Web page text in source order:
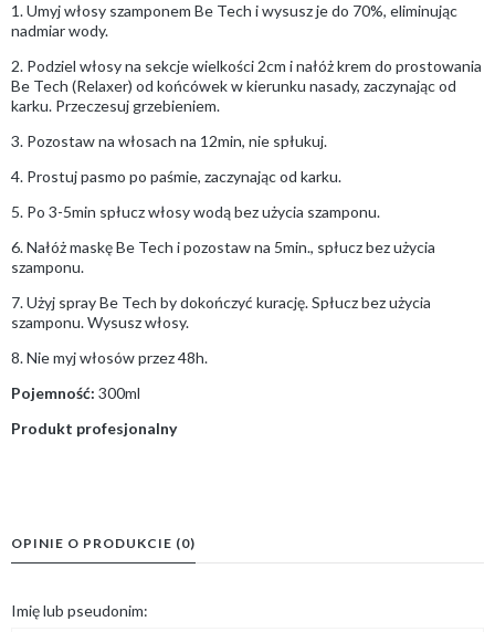
1. Umyj włosy szamponem Be Tech i wysusz je do 70%, eliminując
nadmiar wody.
2. Podziel włosy na sekcje wielkości 2cm i nałóż krem do prostowania
Be Tech (Relaxer) od końcówek w kierunku nasady, zaczynając od
karku. Przeczesuj grzebieniem.
3. Pozostaw na włosach na 12min, nie spłukuj.
4. Prostuj pasmo po paśmie, zaczynając od karku.
5. Po 3-5min spłucz włosy wodą bez użycia szamponu.
6. Nałóż maskę Be Tech i pozostaw na 5min., spłucz bez użycia
szamponu.
7. Użyj spray Be Tech by dokończyć kurację. Spłucz bez użycia
szamponu. Wysusz włosy.
8. Nie myj włosów przez 48h.
Pojemność: 300ml
Produkt profesjonalny
OPINIE O PRODUKCIE (0)
Imię lub pseudonim: